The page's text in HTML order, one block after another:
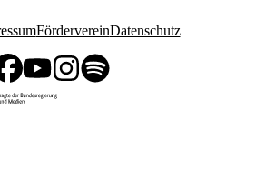
FördervereinDatenschutz